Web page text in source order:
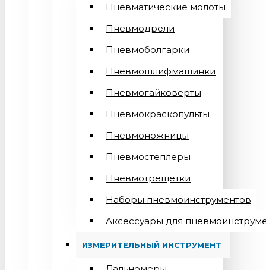
Пневматические молоты
Пневмодрели
Пневмоболгарки
Пневмошлифмашинки
Пневмогайковерты
Пневмокраскопульты
Пневмоножницы
Пневмостеплеры
Пневмотрещетки
Наборы пневмоинструментов
Аксессуары для
ИЗМЕРИТЕЛЬНЫЙ ИНСТРУМЕНТ